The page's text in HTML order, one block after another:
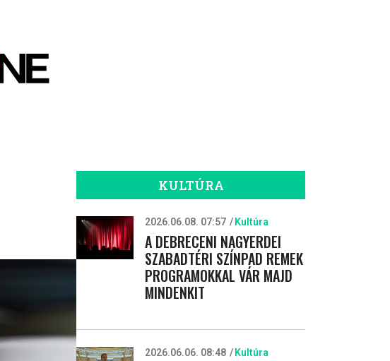
KULTÚRA
2026.06.08. 07:57 Kultúra
A DEBRECENI NAGYERDEI
SZABADTÉRI SZÍNPAD REMEK
PROGRAMOKKAL VÁR MAJD
MINDENKIT
2026.06.06. 08:48 Kultúra